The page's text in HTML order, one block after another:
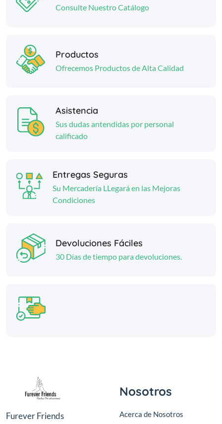
Consulte Nuestro Catálogo
Productos
Ofrecemos Productos de Alta Calidad
Asistencia
Sus dudas antendidas por personal
calificado
Entregas Seguras
Su Mercadería LLegará en las Mejoras
Condiciones
Devoluciones Fáciles
30 Días de tiempo para devoluciones.
Furever Friends
Nosotros
Acerca de Nosotros